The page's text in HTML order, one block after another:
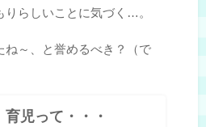
りらしいことに気づく…。
ね～、と誉めるべき？（で
育児って・・・